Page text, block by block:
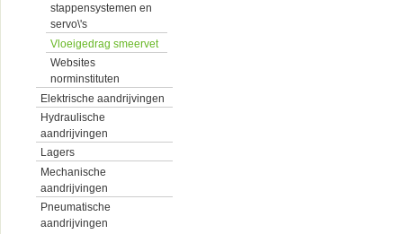
stappensystemen en
servo\'s
Vloeigedrag smeervet
Websites
norminstituten
Elektrische aandrijvingen
Hydraulische
aandrijvingen
Lagers
Mechanische
aandrijvingen
Pneumatische
aandrijvingen